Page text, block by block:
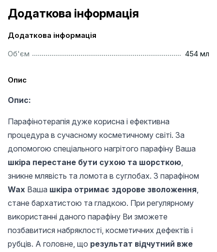
Додаткова інформація
Додаткова інформація
Об'єм
454 мл
Опис
Опис:
Парафінотерапія дуже корисна і ефективна
процедура в сучасному косметичному світі. За
допомогою спеціального нагрітого парафіну Ваша
шкіра перестане бути сухою та шорсткою,
зникне млявість та ломота в суглобах. З парафіном
Wax Ваша шкіра отримає здорове зволоження,
стане бархатистою та гладкою. При регулярному
використанні даного парафіну Ви зможете
позбавитися набряклості, косметичних дефектів і
рубців. А головне, що результат відчутний вже